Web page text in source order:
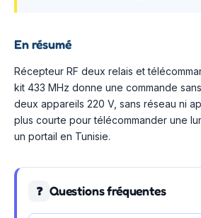
En résumé
Récepteur RF deux relais et
kit 433 MHz donne une commande
deux appareils 220 V, sans réseau ni
plus courte pour télécommander une
un portail en Tunisie.
❓ Questions fréquentes